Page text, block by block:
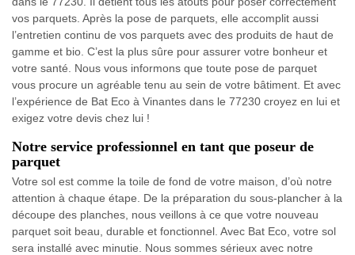
vos parquets. Après la pose de parquets, elle accomplit aussi
l’entretien continu de vos parquets avec des produits de haut de
gamme et bio. C’est la plus sûre pour assurer votre bonheur et
votre santé. Nous vous informons que toute pose de parquet
vous procure un agréable tenu au sein de votre bâtiment. Et avec
l’expérience de Bat Eco à Vinantes dans le 77230 croyez en lui et
exigez votre devis chez lui !
Notre service professionnel en tant que poseur de
parquet
Votre sol est comme la toile de fond de votre maison, d’où notre
attention à chaque étape. De la préparation du sous-plancher à la
découpe des planches, nous veillons à ce que votre nouveau
parquet soit beau, durable et fonctionnel. Avec Bat Eco, votre sol
sera installé avec minutie. Nous sommes sérieux avec notre